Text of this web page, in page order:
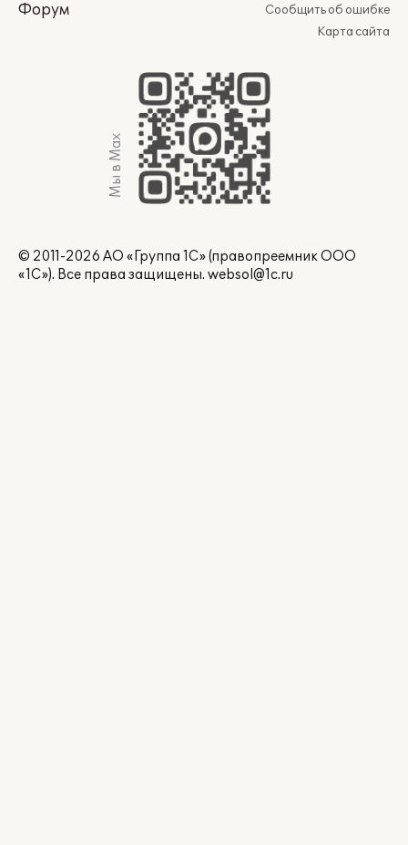
Форум
Сообщить об ошибке
Карта сайта
Мы в Max
© 2011-2026 АО «Группа 1С» (правопреемник ООО
«1С»). Все права защищены. websol@1c.ru